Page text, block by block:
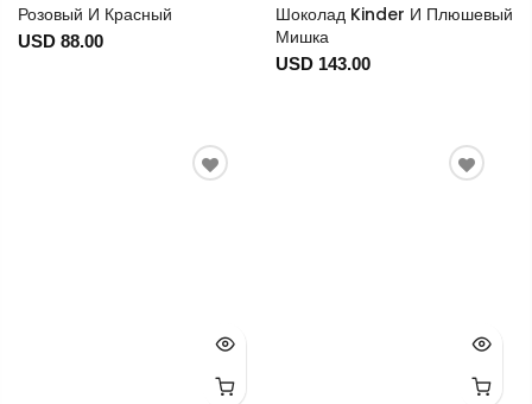
Розовый И Красный
USD 88.00
Шоколад Kinder И Плюшевый
Мишка
USD 143.00